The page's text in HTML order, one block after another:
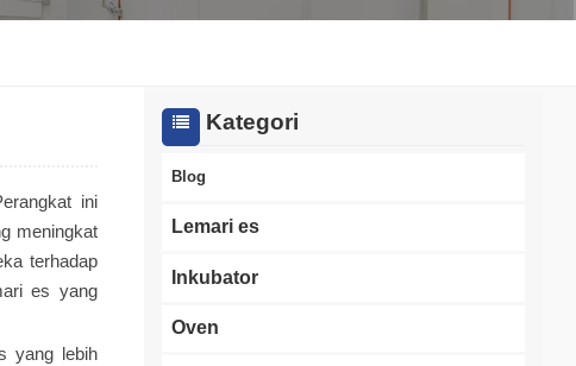
Kategori
Blog
Lemari es
Inkubator
Oven
ini
meningkat
terhadap
es yang
yang lebih